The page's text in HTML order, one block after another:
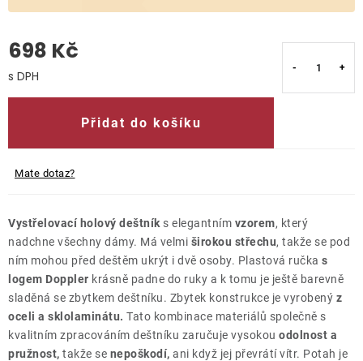
698 Kč
Přidat do košíku
Mate dotaz?
Vystřelovací holový deštník s elegantním vzorem, který
nadchne všechny dámy. Má velmi širokou střechu, takže se pod
ním mohou před deštěm ukrýt i dvě osoby. Plastová ručka s
logem Doppler krásně padne do ruky a k tomu je ještě barevně
sladěná se zbytkem deštníku. Zbytek konstrukce je vyrobený z
oceli a sklolaminátu. Tato kombinace materiálů společně s
kvalitním zpracováním deštníku zaručuje vysokou odolnost a
pružnost, takže se nepoškodí, ani když jej převrátí vítr. Potah je